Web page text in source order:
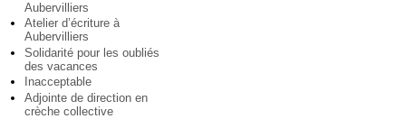
Aubervilliers
Atelier d’écriture à
Aubervilliers
Solidarité pour les oubliés
des vacances
Inacceptable
Adjointe de direction en
crèche collective